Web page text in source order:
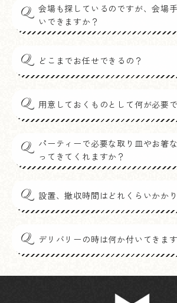
Q
会場も探しているのですが、会場
いできますか？
Q どこまでお任せできるの？
Q 用意しておくものとして何が必要
Q
パーティーで必要な取り皿やお箸
ってきてくれますか？
Q 設置、撤収時間はどれくらいかか
Q デリバリーの時は何か付いてきま